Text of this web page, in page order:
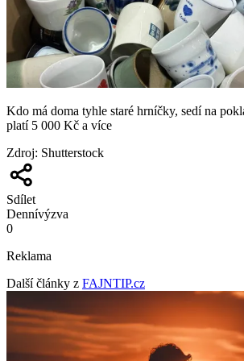
Kdo má doma tyhle staré hrníčky, sedí na
platí 5 000 Kč a více
Zdroj: Shutterstock
Sdílet
Dennívýzva
0
Reklama
Další články z FAJNTIP.cz